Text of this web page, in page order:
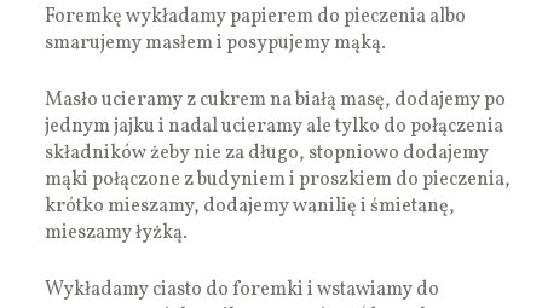
Foremkę wykładamy papierem do pieczenia albo
smarujemy masłem i posypujemy mąką.
Masło ucieramy z cukrem na białą masę, dodajemy po
jednym jajku i nadal ucieramy ale tylko do połączenia
składników żeby nie za długo, stopniowo dodajemy
mąki połączone z budyniem i proszkiem do pieczenia,
krótko mieszamy, dodajemy wanilię i śmietanę,
mieszamy łyżką.
Wykładamy ciasto do foremki i wstawiamy do